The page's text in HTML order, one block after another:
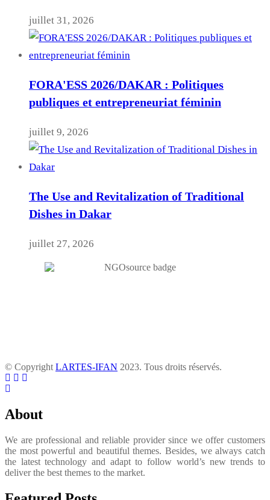
juillet 31, 2026
FORA'ESS 2026/DAKAR : Politiques
publiques et entrepreneuriat féminin
juillet 9, 2026
The Use and Revitalization of Traditional
Dishes in Dakar
juillet 27, 2026
© Copyright LARTES-IFAN 2023. Tous droits réservés.
About
We are professional and reliable provider since we offer customers
the most powerful and beautiful themes. Besides, we always catch
the latest technology and adapt to follow world’s new trends to
deliver the best themes to the market.